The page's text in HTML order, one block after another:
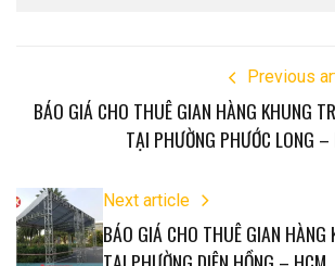
Previous
BÁO GIÁ CHO THUÊ GIAN HÀNG KHUNG
TẠI PHƯỜNG PHƯỚC LONG –
Next article
BÁO GIÁ CHO THUÊ GIAN HÀNG